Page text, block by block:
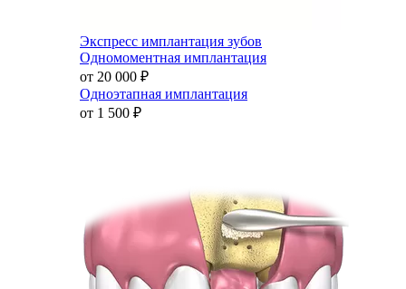
Экспресс имплантация зубов
Одномоментная имплантация
от 20 000 ₽
Одноэтапная имплантация
от 1 500 ₽